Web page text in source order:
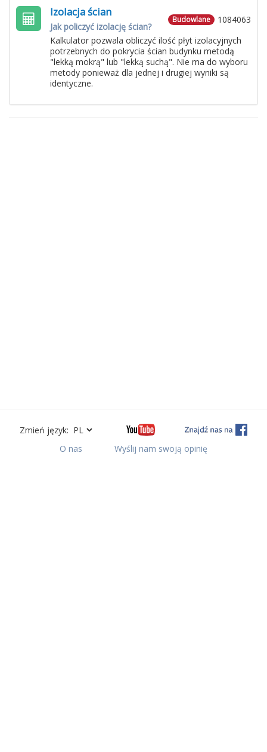
1084063
Budowlane
Izolacja ścian
Jak policzyć izolację ścian?
Kalkulator pozwala obliczyć ilość płyt izolacyjnych
potrzebnych do pokrycia ścian budynku metodą
"lekką mokrą" lub "lekką suchą". Nie ma do wyboru
metody ponieważ dla jednej i drugiej wyniki są
identyczne.
Zmień język:
O nas
Wyślij nam swoją opinię